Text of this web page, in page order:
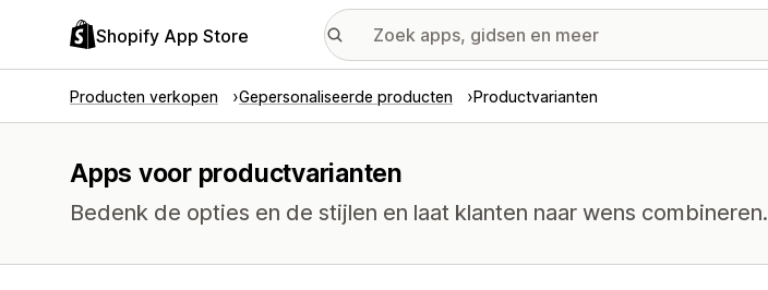
Shopify App Store
Producten verkopen Gepersonaliseerde producten Productvarianten
Apps voor productvarianten
Bedenk de opties en de stijlen en laat klanten naar wens combineren.